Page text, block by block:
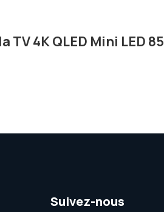
4K QLED Mini LED 85
Suivez-nous